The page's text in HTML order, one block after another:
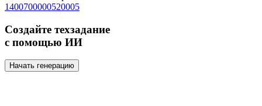
1400700000520005
Создайте техзадание
с помощью ИИ
Начать генерацию